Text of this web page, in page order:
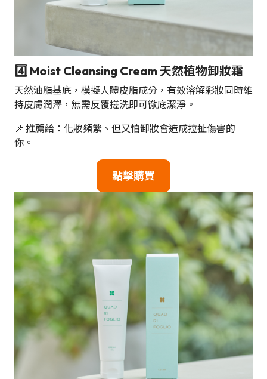
4️⃣ Moist Cleansing Cream 天然植物卸妝霜
天然油脂基底，模擬人體皮脂成分，有效溶解彩妝同時維
持皮膚潤澤，無需反覆搓洗即可徹底潔淨。
📌 推薦給：化妝頻繁、但又怕卸妝會造成拉扯傷害的
你。
點擊購買